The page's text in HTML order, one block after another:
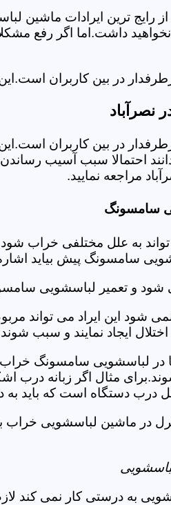
رایج ترین ایرادات ماشین
داشت.اما اگر رفع
در بین کاربران
نصرآباد
در بین کاربران
احتمالا سبب آسیب
مراجعه نمایید.
سامسونگ
به علل مختلفی خراب
سامسونگ پیش بیاید
و تعمیر لباسشویی
شود این ایراد می تواند
ایجاد نمایند و سبب
در لباسشویی سامسونگ
مثال اگر زبانه درب
درب دستگاه است که باید
در ماشین لباسشویی
به درستی کار نمی کند